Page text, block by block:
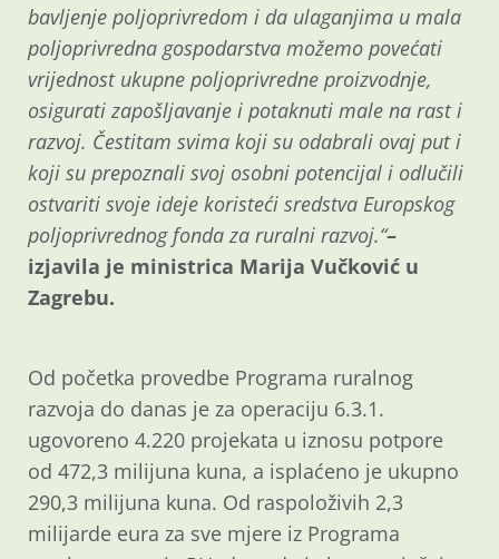
bavljenje poljoprivredom i da ulaganjima u mala
poljoprivredna gospodarstva možemo povećati
vrijednost ukupne poljoprivredne proizvodnje,
osigurati zapošljavanje i potaknuti male na rast i
razvoj. Čestitam svima koji su odabrali ovaj put i
koji su prepoznali svoj osobni potencijal i odlučili
ostvariti svoje ideje koristeći sredstva Europskog
poljoprivrednog fonda za ruralni razvoj.“–
izjavila je ministrica Marija Vučković u
Zagrebu.
Od početka provedbe Programa ruralnog
razvoja do danas je za operaciju 6.3.1.
ugovoreno 4.220 projekata u iznosu potpore
od 472,3 milijuna kuna, a isplaćeno je ukupno
290,3 milijuna kuna. Od raspoloživih 2,3
milijarde eura za sve mjere iz Programa